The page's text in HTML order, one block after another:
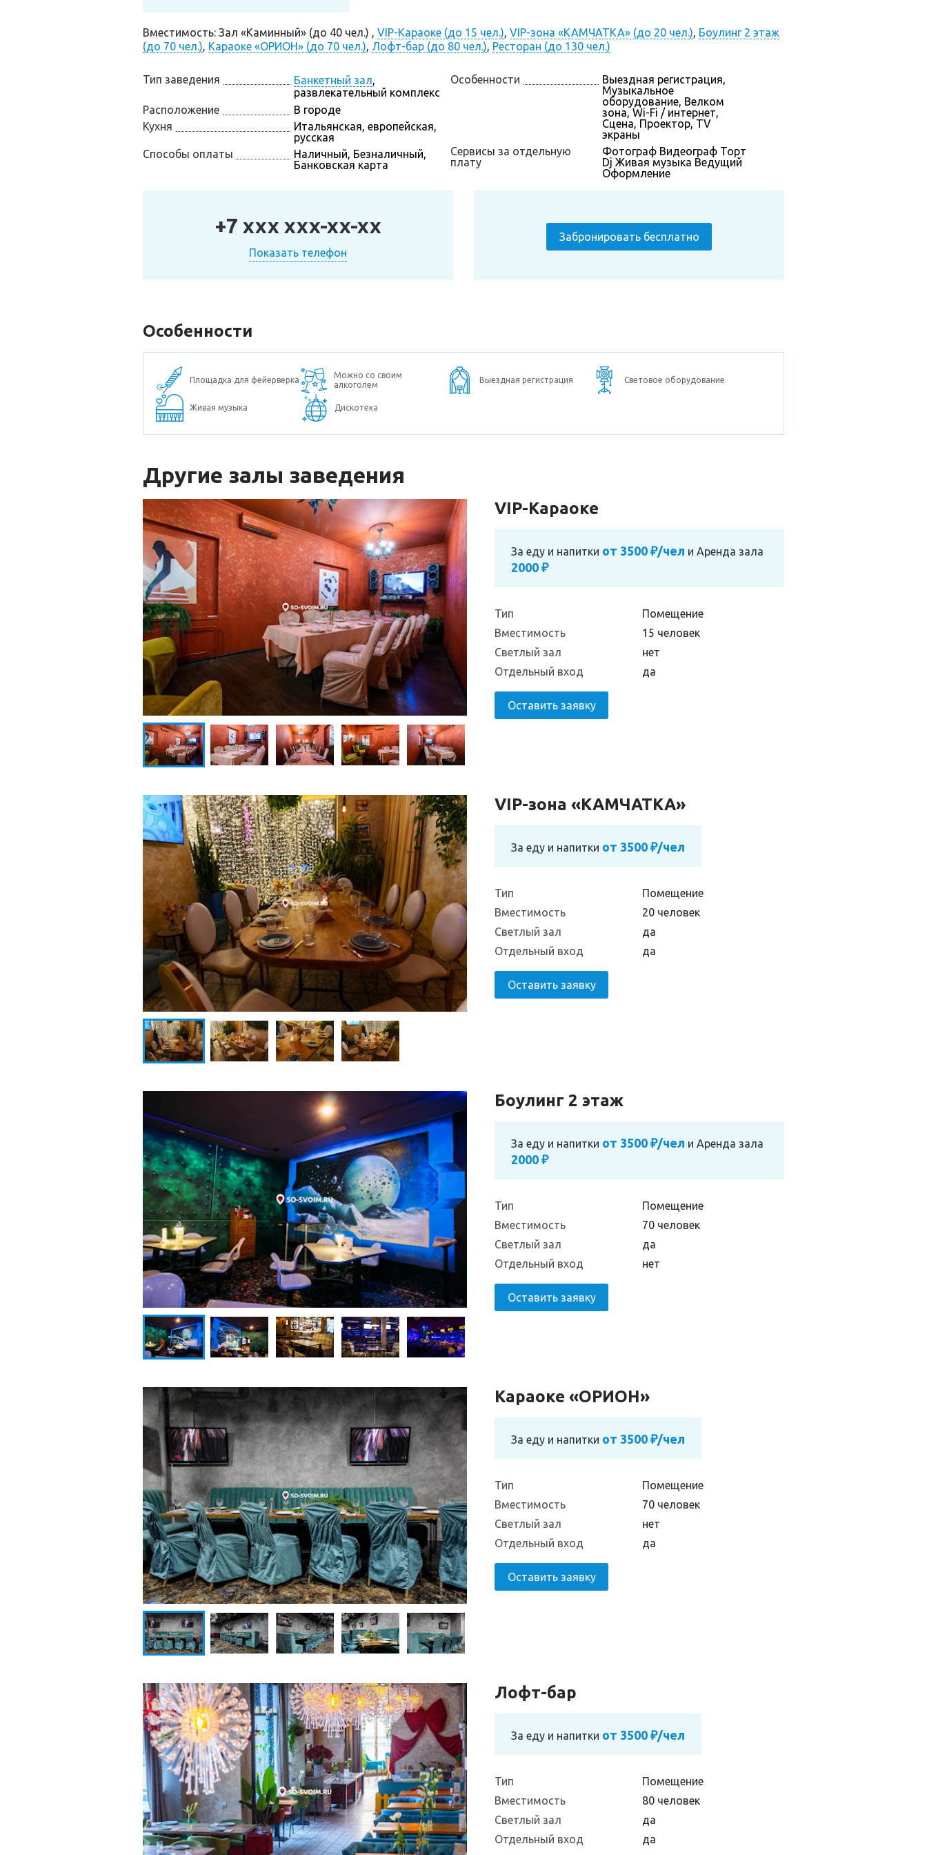
Вместимость: Зал «Каминный» (до 40 чел.) , VIP-Караоке (до 15 чел.), VIP-зона «КАМЧАТКА» (до 20 чел.), Боулинг 2 этаж
(до 70 чел.), Караоке «ОРИОН» (до 70 чел.), Лофт-бар (до 80 чел.), Ресторан (до 130 чел.)
Тип заведения Банкетный зал,
развлекательный комплекс
Расположение
В городе
Кухня
Итальянская, европейская,
русская
Способы оплаты
Наличный, Безналичный,
Банковская карта
Особенности
Выездная регистрация,
Музыкальное
оборудование, Велком
зона, Wi-Fi / интернет,
Сцена, Проектор, TV
экраны
Сервисы за отдельную
плату
Фотограф Видеограф Торт
Dj Живая музыка Ведущий
Оформление
+7 xxx xxx-xx-xx
Показать телефон
Забронировать бесплатно
Особенности
Площадка для фейерверка
Можно со своим
алкоголем
Выездная регистрация Световое оборудование
Живая музыка Дискотека
Другие залы заведения
VIP-Караоке
За еду и напитки от 3500 ₽/чел и Аренда зала
2000 ₽
Тип
Помещение
Вместимость
15 человек
Светлый зал
нет
Отдельный вход
да
Оставить заявку
VIP-зона «КАМЧАТКА»
За еду и напитки от 3500 ₽/чел
Тип
Помещение
Вместимость
20 человек
Светлый зал
да
Отдельный вход
да
Оставить заявку
Боулинг 2 этаж
За еду и напитки от 3500 ₽/чел и Аренда зала
2000 ₽
Тип
Помещение
Вместимость
70 человек
Светлый зал
да
Отдельный вход
нет
Оставить заявку
Караоке «ОРИОН»
За еду и напитки от 3500 ₽/чел
Тип
Помещение
Вместимость
70 человек
Светлый зал
нет
Отдельный вход
да
Оставить заявку
Лофт-бар
За еду и напитки от 3500 ₽/чел
Тип
Помещение
Вместимость
80 человек
Светлый зал
да
Отдельный вход
да